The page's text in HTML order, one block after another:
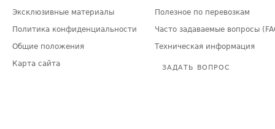
Эксклюзивные материалы
Политика конфиденциальности
Общие положения
Карта сайта
Полезное по перевозкам
Часто задаваемые вопросы
Техническая информация
ЗАДАТЬ ВОПРОС